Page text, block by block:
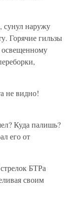
наружу
Горячие гильзы
освещенному
не видно!
Куда палишь?
его от
БТРа
своим